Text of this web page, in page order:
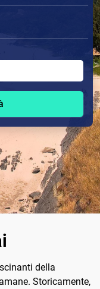
della
Storicamente,